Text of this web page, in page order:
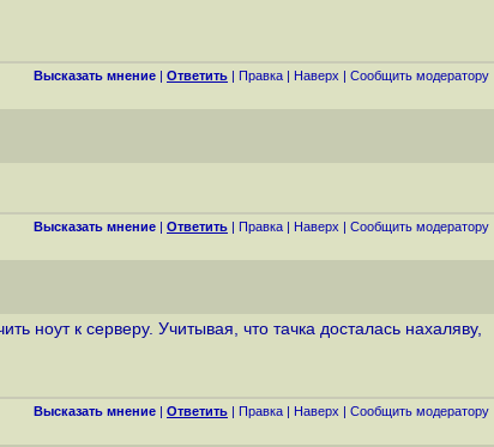
Высказать мнение | Ответить | Правка | Наверх | Cообщить модератору
Высказать мнение | Ответить | Правка | Наверх | Cообщить модератору
ноут к серверу. Учитывая, что тачка досталась нахаляву,
Высказать мнение | Ответить | Правка | Наверх | Cообщить модератору